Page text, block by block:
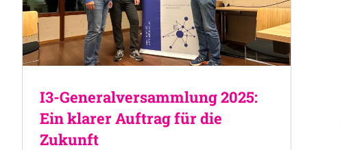
I3-Generalversammlung 2025:
Ein klarer Auftrag für die
Zukunft